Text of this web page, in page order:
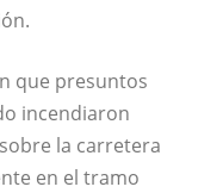
que presuntos
incendiaron
la carretera
en el tramo